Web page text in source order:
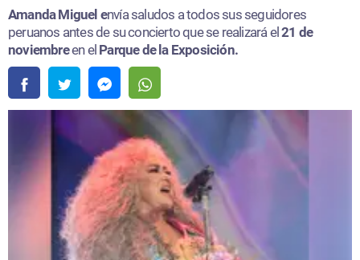
Amanda Miguel envía saludos a todos sus seguidores
peruanos antes de su concierto que se realizará el21 de
noviembreen el Parque de la Exposición.